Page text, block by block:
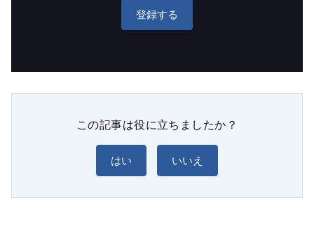
登録する
この記事は役に立ちましたか？
はい いいえ